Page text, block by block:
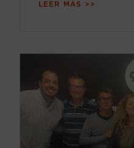
LEER MÁS >>